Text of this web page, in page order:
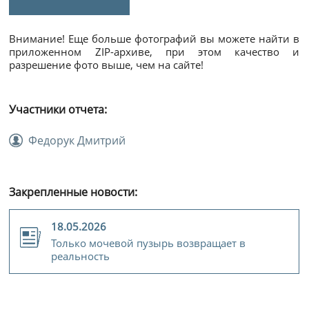
Внимание! Еще больше фотографий вы можете найти в
приложенном ZIP-архиве, при этом качество и
разрешение фото выше, чем на сайте!
Участники отчета:
Федорук Дмитрий
Закрепленные новости:
18.05.2026
Только мочевой пузырь возвращает в
реальность